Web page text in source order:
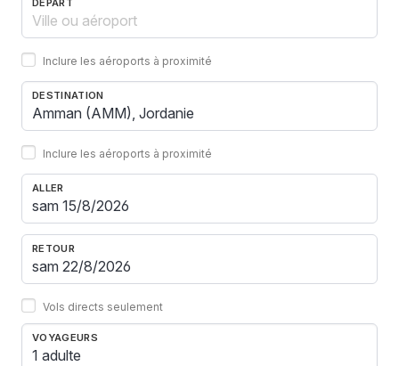
Inclure les aéroports à proximité
DESTINATION
Inclure les aéroports à proximité
ALLER
RETOUR
Vols directs seulement
VOYAGEURS
1 adulte